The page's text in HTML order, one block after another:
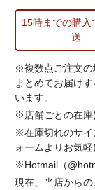
15時までの購入
送
※複数点ご注文の
まとめてお届け
います。
※店舗ごとの在庫
※在庫切れのサイ
ォームよりお気
※Hotmail（
現在、当店から